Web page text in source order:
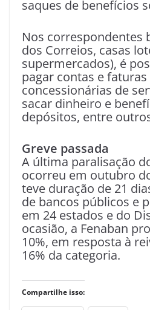
saques de benefícios
Nos correspondentes
dos Correios, casas
supermercados), é
pagar contas e faturas
concessionárias de
sacar dinheiro e
depósitos, entre
Greve passada
A última paralisação
ocorreu em outubro
teve duração de 21
de bancos públicos e
em 24 estados e do
ocasião, a Fenaban
10%, em resposta à
16% da categoria.
Compartilhe isso: